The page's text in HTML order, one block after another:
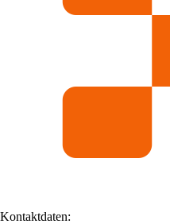
Kontaktdaten: